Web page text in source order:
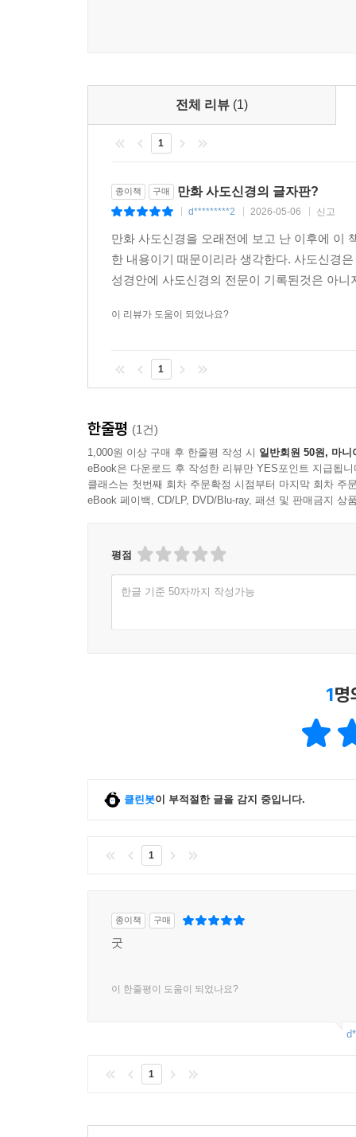
전체 리뷰 (1)
1
종이책 구매 만화 사도신경의 글자판?
d*********2 2026-05-06 신고
만화 사도신경을 오래전에 보고 난 이후에 이
한 내용이기 때문이리라 생각한다. 사도신경
성경안에 사도신경의 전문이 기록된것은 아
이 리뷰가 도움이 되었나요?
1
한줄평 (1건)
1,000원 이상 구매 후 한줄평 작성 시 일반회원 50원, 마니
eBook은 다운로드 후 작성한 리뷰만 YES포인트 지급됩니
클래스는 첫번째 회차 주문확정 시점부터 마지막 회차 주
eBook 페이백, CD/LP, DVD/Blu-ray, 패션 및 판매금지 상
평점
한글 기준 50자까지 작성가능
1명
클린봇이 부적절한 글을 감지 중입니다.
1
종이책 구매
굿
이 한줄평이 도움이 되었나요?
1